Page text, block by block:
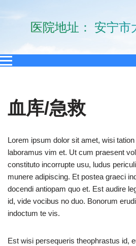
医院地址： 安宁市
血库/急救
Lorem ipsum dolor sit amet, wisi
laboramus vim et. Ut cum praesent
constituto incorrupte usu, ludus
munere adipiscing. Et postea graeci
docendi antiopam quo et. Est audire
id, vide vocibus no duo. Bonorum
indoctum te vis.
Est wisi persequeris theophrastus id,